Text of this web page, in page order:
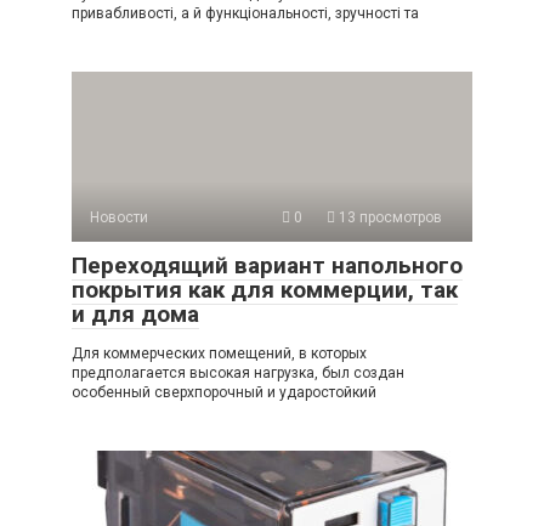
привабливості, а й функціональності, зручності та
Новости 0 13 просмотров
Переходящий вариант напольного
покрытия как для коммерции, так
и для дома
Для коммерческих помещений, в которых
предполагается высокая нагрузка, был создан
особенный сверхпорочный и ударостойкий